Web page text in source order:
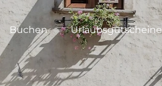
Buchen Urlaubsgutscheine